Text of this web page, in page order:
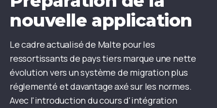
nouvelle application
Le cadre actualisé de Malte pour les
ressortissants de pays tiers marque une nette
évolution vers un système de migration plus
réglementé et davantage axé sur les normes.
Avec l'introduction du cours d'intégration